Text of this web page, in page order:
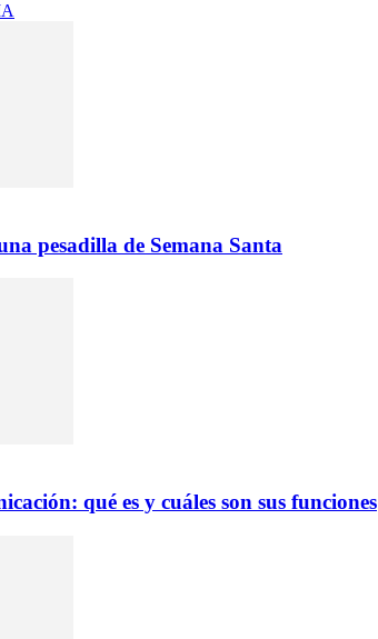
pesadilla de Semana Santa
qué es y cuáles son sus funciones